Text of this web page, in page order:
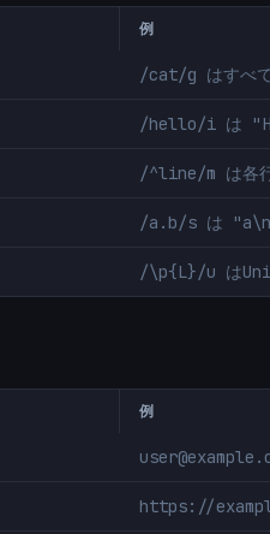
例
/cat/g はすべ
/hello/i は
/^line/m は各
/a.b/s は
/\p{L}/u は
例
https://